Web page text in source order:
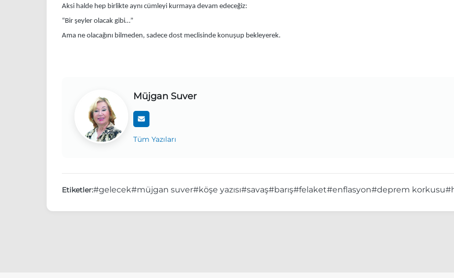
Aksi halde hep birlikte aynı cümleyi kurmaya devam edeceğiz:
“Bir şeyler olacak gibi…”
Ama ne olacağını bilmeden, sadece dost meclisinde konuşup bekleyerek.
Müjgan Suver
Tüm Yazıları
Etiketler:#gelecek#müjgan suver#köşe yazısı#savaş#barış#felaket#enflasyon#deprem korkusu